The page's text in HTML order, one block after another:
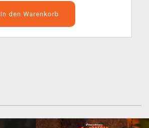
In den Warenkorb